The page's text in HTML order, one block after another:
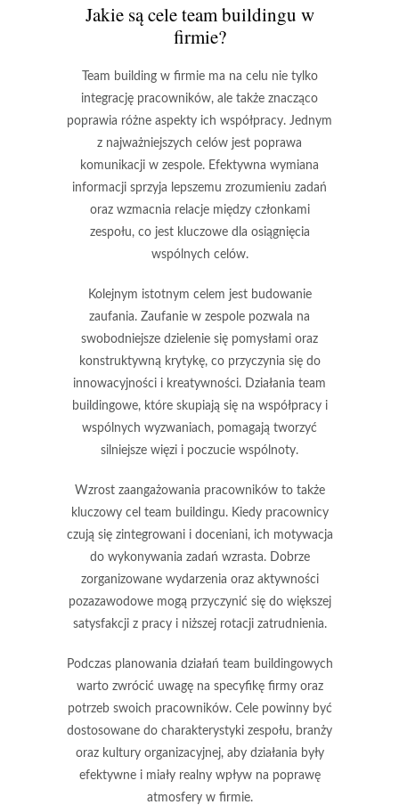
Jakie są cele team buildingu w
firmie?
Team building w firmie ma na celu nie tylko
integrację pracowników, ale także znacząco
poprawia różne aspekty ich współpracy. Jednym
z najważniejszych celów jest poprawa
komunikacji w zespole. Efektywna wymiana
informacji sprzyja lepszemu zrozumieniu zadań
oraz wzmacnia relacje między członkami
zespołu, co jest kluczowe dla osiągnięcia
wspólnych celów.
Kolejnym istotnym celem jest budowanie
zaufania. Zaufanie w zespole pozwala na
swobodniejsze dzielenie się pomysłami oraz
konstruktywną krytykę, co przyczynia się do
innowacyjności i kreatywności. Działania team
buildingowe, które skupiają się na współpracy i
wspólnych wyzwaniach, pomagają tworzyć
silniejsze więzi i poczucie wspólnoty.
Wzrost zaangażowania pracownikówto także
kluczowy cel team buildingu. Kiedy pracownicy
czują się zintegrowani i doceniani, ich motywacja
do wykonywania zadań wzrasta. Dobrze
zorganizowane wydarzenia oraz aktywności
pozazawodowe mogą przyczynić się do większej
satysfakcji z pracy i niższej rotacji zatrudnienia.
Podczas planowania działań team buildingowych
warto zwrócić uwagę na specyfikę firmy oraz
potrzeb swoich pracowników. Cele powinny być
dostosowane do charakterystyki zespołu, branży
oraz kultury organizacyjnej, aby działania były
efektywne i miały realny wpływ na poprawę
atmosfery w firmie.